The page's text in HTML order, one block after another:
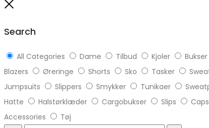
Search
All Categories Dame Tilbud Kjoler Bukser
Blazers
Øreringe Shorts Sko Tasker
Jumpsuits
Slippers Smykker Tunikaer
Hatte
Halstørklæder Cargobukser Slips Caps
Accessories
Tøj